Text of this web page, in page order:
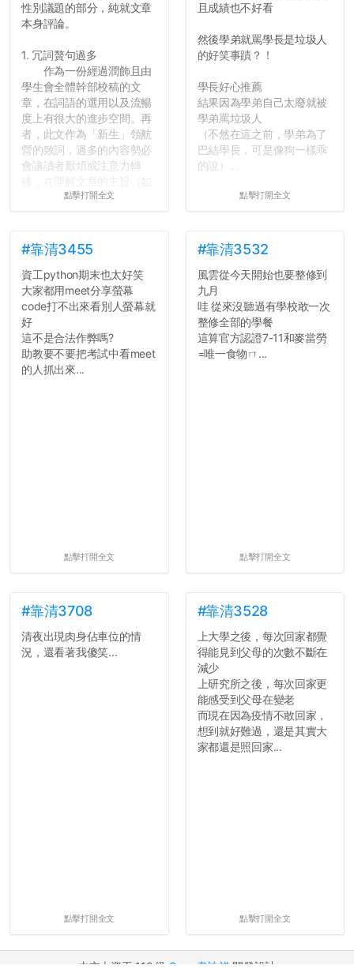
性別議題的部分，純就文章
本身評論。
1. 冗詞贅句過多
作為一份經過潤飾且由
學生會全體幹部校稿的文
章，在詞語的選用以及流暢
度上有很大的進步空間。再
者，此文作為「新生」領航
營的致詞，過多的內容勢必
會讓讀者厭煩或注意力轉
移，在理解文章的主旨（如
果有的話）前就失去興趣。
的聲明一樣正式，但至少在
用字上多加留意。有些語句
用說的可能會引人發笑或多
聽幾句，但寫成文字時只會
讓人感到疲乏。
2. 文章主題不明
在學生會臉書的貼文中
可以看到，全篇文章以連字
點擊打開全文
且成績也不好看
然後學弟就罵學長是垃圾人
的好笑事蹟？！
學長好心推薦
結果因為學弟自己太廢就被
學弟罵垃圾人
（不然在這之前，學弟為了
巴結學長，可是像狗一樣乖
的說）...
點擊打開全文
#靠清3455
資工python期末也太好笑
大家都用meet分享螢幕
code打不出來看別人螢幕就
好
這不是合法作弊嗎?
助教要不要把考試中看meet
的人抓出來...
點擊打開全文
#靠清3532
風雲從今天開始也要整修到
九月
哇 從來沒聽過有學校敢一次
整修全部的學餐
這算官方認證7-11和麥當勞
=唯一食物ㄇ...
點擊打開全文
#靠清3708
清夜出現肉身佔車位的情
況，還看著我傻笑...
點擊打開全文
#靠清3528
上大學之後，每次回家都覺
得能見到父母的次數不斷在
減少
上研究所之後，每次回家更
能感受到父母在變老
而現在因為疫情不敢回家，
想到就好難過，還是其實大
家都還是照回家...
點擊打開全文
由交大資工 112 級 Sean 韋詠祥 開發設計